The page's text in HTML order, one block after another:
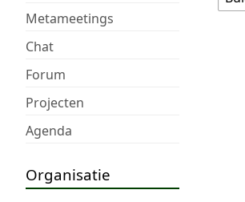
Metameetings
Chat
Forum
Projecten
Agenda
Organisatie